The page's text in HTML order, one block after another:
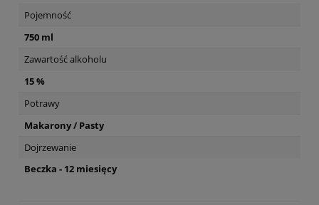
Pojemność
750 ml
Zawartość alkoholu
15 %
Potrawy
Makarony / Pasty
Dojrzewanie
Beczka - 12 miesięcy